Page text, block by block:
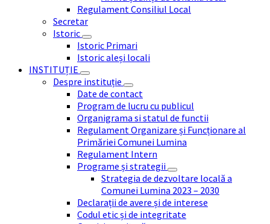
Regulament Consiliul Local
Secretar
Istoric
Istoric Primari
Istoric aleși locali
INSTITUȚIE
Despre instituție
Date de contact
Program de lucru cu publicul
Organigrama si statul de functii
Regulament Organizare și Funcționare al
Primăriei Comunei Lumina
Regulament Intern
Programe și strategii
Strategia de dezvoltare locală a
Comunei Lumina 2023 – 2030
Declarații de avere și de interese
Codul etic și de integritate